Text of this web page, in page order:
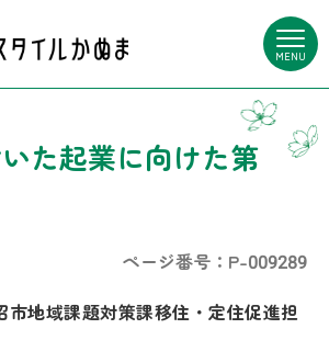
MENU
た起業に向けた第
ページ番号：P-009289
市地域課題対策課移住・定住促進担